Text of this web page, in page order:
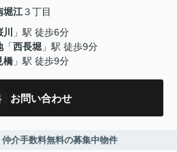
堀江３丁目
」駅 徒歩6分
「西長堀 」駅 徒歩9分
橋 」駅 徒歩9分
お問い合わせ
介手数料無料の募集中物件